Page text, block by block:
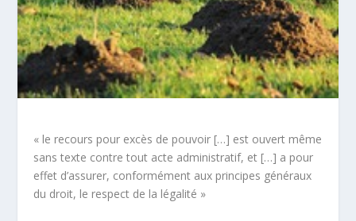
« le recours pour excès de pouvoir […] est ouvert même
sans texte contre tout acte administratif, et […] a pour
effet d’assurer, conformément aux principes généraux
du droit, le respect de la légalité »